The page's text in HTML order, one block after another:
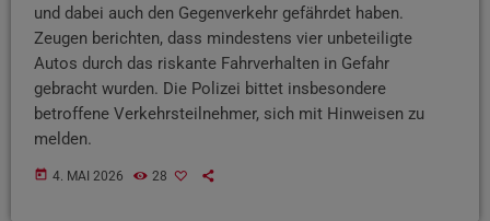
und dabei auch den Gegenverkehr gefährdet haben.
Zeugen berichten, dass mindestens vier unbeteiligte
Autos durch das riskante Fahrverhalten in Gefahr
gebracht wurden. Die Polizei bittet insbesondere
betroffene Verkehrsteilnehmer, sich mit Hinweisen zu
melden.
today 4. MAI 2026 28